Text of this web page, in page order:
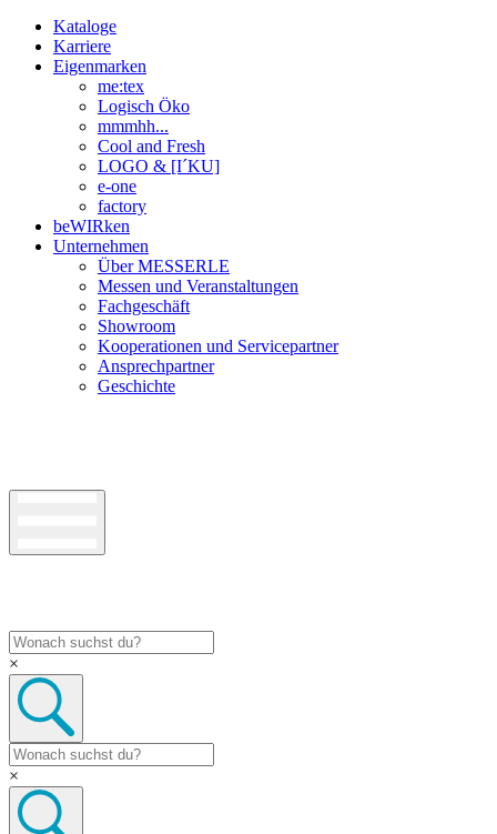
Kataloge
Karriere
Eigenmarken
me:tex
Logisch Öko
mmmhh...
Cool and Fresh
LOGO & [I´KU]
e-one
factory
beWIRken
Unternehmen
Über MESSERLE
Messen und Veranstaltungen
Fachgeschäft
Showroom
Kooperationen und Servicepartner
Ansprechpartner
Geschichte
×
×